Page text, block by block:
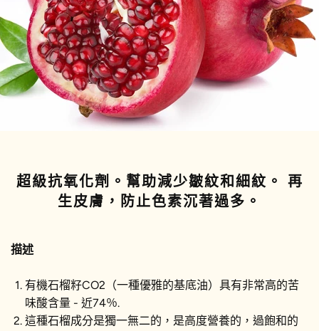
超級抗氧化劑。幫助減少皺紋和細紋。 再
生皮膚，防止色素沉著過多。
描述
有機石榴籽CO2（一種優雅的基底油）具有非常高的苦
味酸含量 - 近74％.
這種石榴成分是獨一無二的，是高度營養的，過飽和的